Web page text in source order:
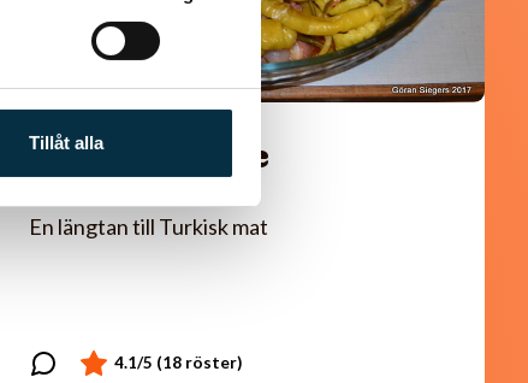
Tillåt alla
Turkisk köfte
En längtan till Turkisk mat